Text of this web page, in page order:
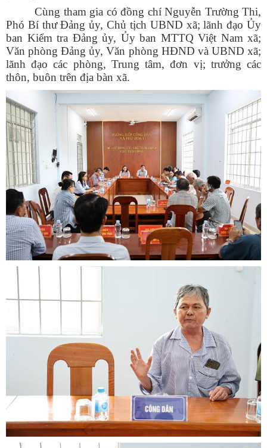
Cùng tham gia có đồng chí Nguyễn Trường Thi,
Phó Bí thư Đảng ủy, Chủ tịch UBND xã; lãnh đạo Ủy
ban Kiểm tra Đảng ủy, Ủy ban MTTQ Việt Nam xã;
Văn phòng Đảng ủy, Văn phòng HĐND và UBND xã;
lãnh đạo các phòng, Trung tâm, đơn vị; trưởng các
thôn, buôn trên địa bàn xã.